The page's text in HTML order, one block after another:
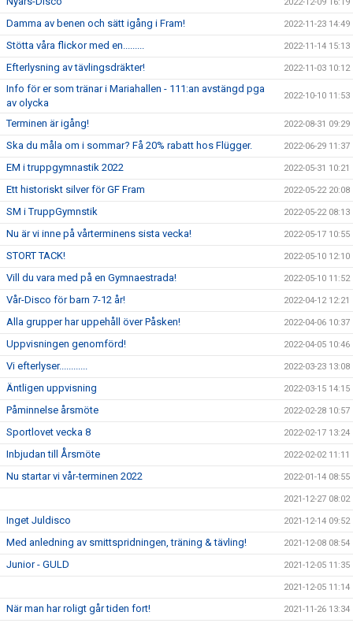
Damma av benen och sätt igång i Fram! 2022-11-23 14:49
Stötta våra flickor med en......... 2022-11-14 15:13
Efterlysning av tävlingsdräkter! 2022-11-03 10:12
Info för er som tränar i Mariahallen - 111:an avstängd pga
av olycka
2022-10-10 11:53
Terminen är igång! 2022-08-31 09:29
Ska du måla om i sommar? Få 20% rabatt hos Flügger. 2022-06-29 11:37
EM i truppgymnastik 2022 2022-05-31 10:21
Ett historiskt silver för GF Fram 2022-05-22 20:08
SM i TruppGymnstik 2022-05-22 08:13
Nu är vi inne på vårterminens sista vecka! 2022-05-17 10:55
STORT TACK! 2022-05-10 12:10
Vill du vara med på en Gymnaestrada! 2022-05-10 11:52
Vår-Disco för barn 7-12 år! 2022-04-12 12:21
Alla grupper har uppehåll över Påsken! 2022-04-06 10:37
Uppvisningen genomförd! 2022-04-05 10:46
Vi efterlyser............ 2022-03-23 13:08
Äntligen uppvisning 2022-03-15 14:15
Påminnelse årsmöte 2022-02-28 10:57
Sportlovet vecka 8 2022-02-17 13:24
Inbjudan till Årsmöte 2022-02-02 11:11
Nu startar vi vår-terminen 2022 2022-01-14 08:55
2021-12-27 08:02
Inget Juldisco 2021-12-14 09:52
Med anledning av smittspridningen, träning & tävling! 2021-12-08 08:54
Junior - GULD 2021-12-05 11:35
2021-12-05 11:14
När man har roligt går tiden fort! 2021-11-26 13:34